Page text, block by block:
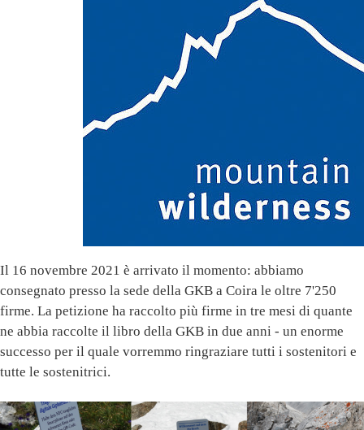
Il 16 novembre 2021 è arrivato il momento: abbiamo
consegnato presso la sede della GKB a Coira le oltre 7'250
firme. La petizione ha raccolto più firme in tre mesi di quante
ne abbia raccolte il libro della GKB in due anni - un enorme
successo per il quale vorremmo ringraziare tutti i sostenitori e
tutte le sostenitrici.